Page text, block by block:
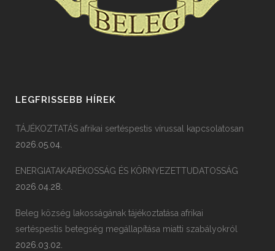
LEGFRISSEBB HÍREK
TÁJÉKOZTATÁS afrikai sertéspestis vírussal kapcsolatosan
2026.05.04.
ENERGIATAKARÉKOSSÁG ÉS KÖRNYEZETTUDATOSSÁG
2026.04.28.
Beleg község lakosságának tájékoztatása afrikai
sertéspestis betegség megállapítása miatti szabályokról
2026.03.02.